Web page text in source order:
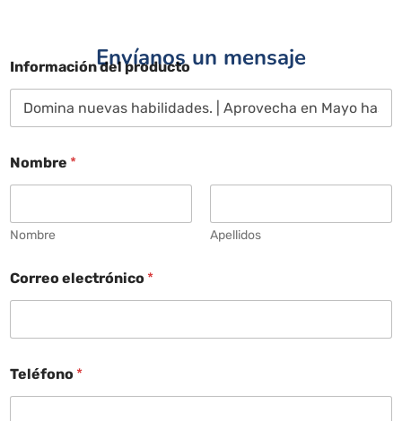
Envíanos un mensaje
Información del producto
Nombre *
Nombre Apellidos
Correo electrónico *
Teléfono *